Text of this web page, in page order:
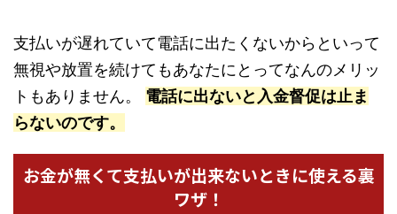
支払いが遅れていて電話に出たくないからといって
無視や放置を続けてもあなたにとってなんのメリッ
トもありません。 電話に出ないと入金督促は止ま
らないのです。
お金が無くて支払いが出来ないときに使える裏
ワザ！